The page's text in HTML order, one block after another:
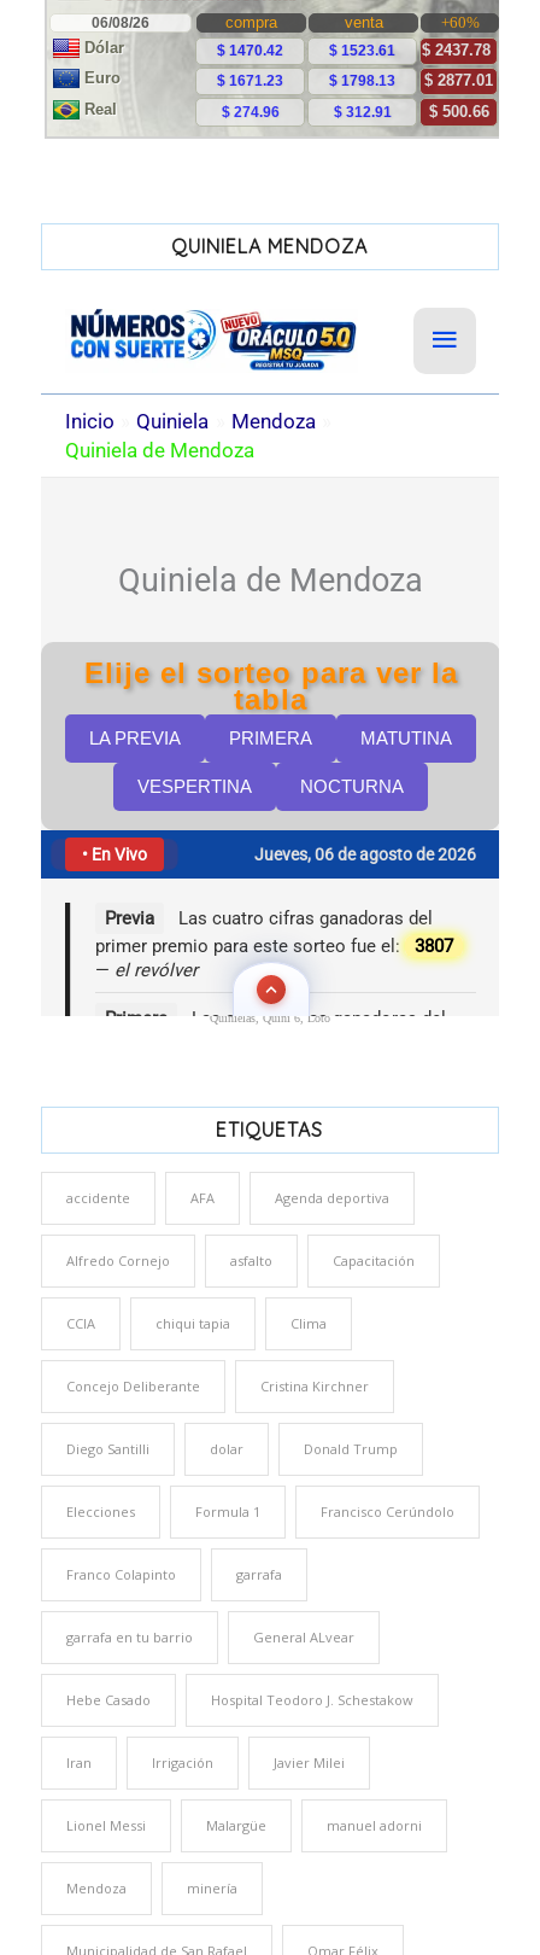
QUINIELA MENDOZA
Quinielas, Quini 6, Loto
ETIQUETAS
accidente AFA Agenda deportiva
Alfredo Cornejo asfalto Capacitación
CCIA chiqui tapia Clima
Concejo Deliberante Cristina Kirchner
Diego Santilli dolar Donald Trump
Elecciones Formula 1 Francisco Cerúndolo
Franco Colapinto garrafa
garrafa en tu barrio General ALvear
Hebe Casado Hospital Teodoro J. Schestakow
Iran Irrigación Javier Milei
Lionel Messi Malargüe manuel adorni
Mendoza minería
Municipalidad de San Rafael Omar Félix